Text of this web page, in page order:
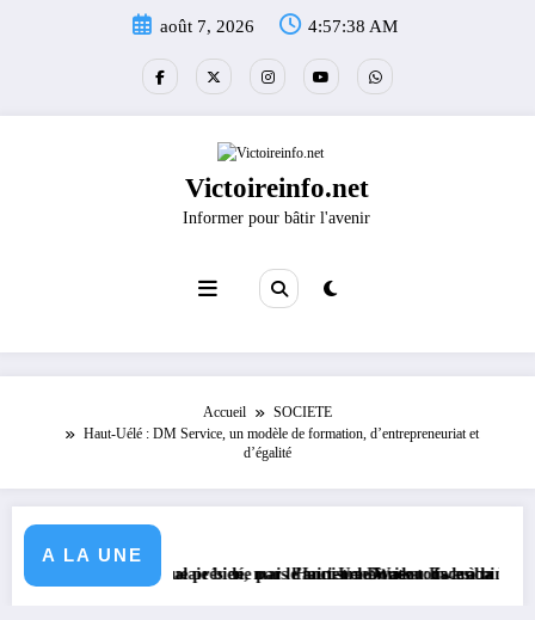
août 7, 2026 4:57:38 AM
Victoireinfo.net
Informer pour bâtir l'avenir
Accueil
SOCIETE
Haut-Uélé : DM Service, un modèle de formation, d’entrepreneuriat et
d’égalité
A LA UNE
présidée par le ministre Doudou Fwamba
balai balaie bien, mais l’ancien maîtrise tous les coins », lance
Haut-Uele/Watsa : face à la hausse des